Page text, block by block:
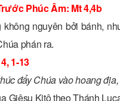
Phúc Âm: Mt 4,4b
không nguyên bởi bánh,
phán ra.
1-13
đẩy Chúa vào hoang
Giêsu Kitô theo Thánh